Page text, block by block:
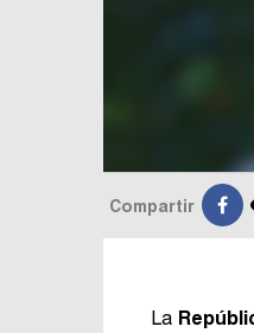
Compartir
La